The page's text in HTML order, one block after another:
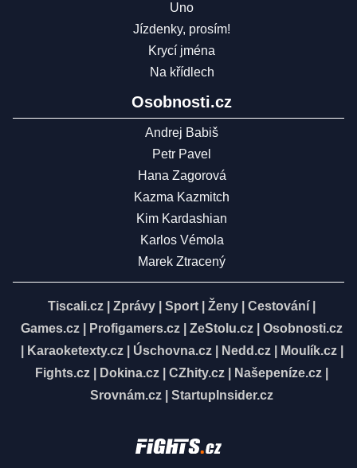
Uno
Jízdenky, prosím!
Krycí jména
Na křídlech
Osobnosti.cz
Andrej Babiš
Petr Pavel
Hana Zagorová
Kazma Kazmitch
Kim Kardashian
Karlos Vémola
Marek Ztracený
Tiscali.cz Zprávy Sport Ženy Cestování
Games.cz
Profigamers.cz ZeStolu.cz
Osobnosti.cz
Karaoketexty.cz| Úschovna.cz| Nedd.cz| Moulík.cz|
Fights.cz
Dokina.cz CZhity.cz Našepeníze.cz
Srovnám.cz
StartupInsider.cz